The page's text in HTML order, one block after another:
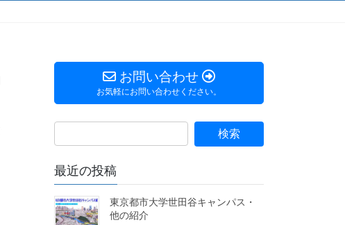
お問い合わせ
お気軽にお問い合わせください。
最近の投稿
東京都市大学世田谷キャンパス・
他の紹介